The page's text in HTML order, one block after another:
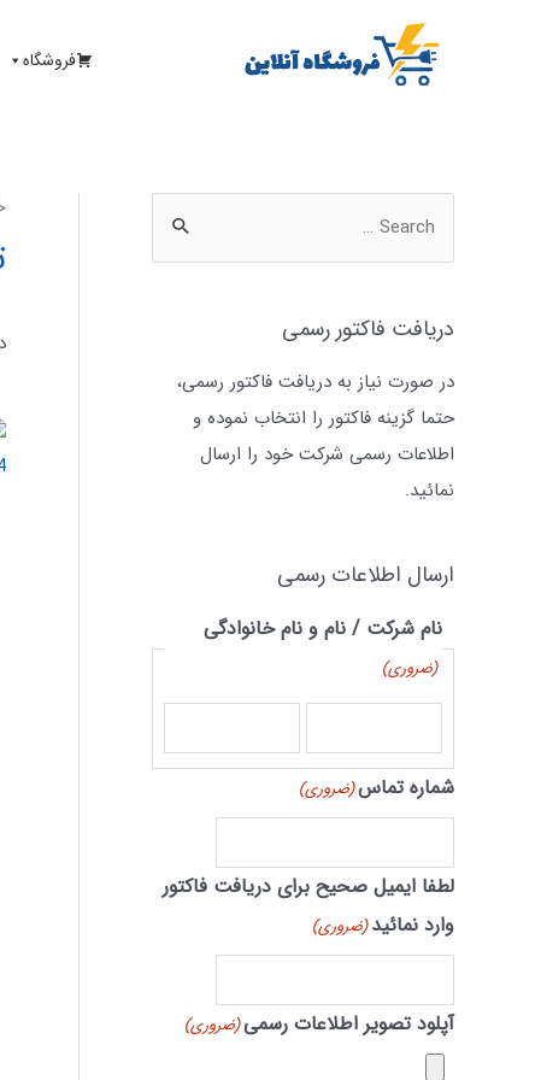
فروشگاه
دریافت فاکتور رسمی
در صورت نیاز به دریافت فاکتور رسمی،
حتما گزینه فاکتور را انتخاب نموده و
اطلاعات رسمی شرکت خود را ارسال
نمائید.
ارسال اطلاعات رسمی
نام شرکت / نام و نام خانوادگی
(ضروری)
شماره تماس(ضروری)
لطفا ایمیل صحیح برای دریافت فاکتور
وارد نمائید (ضروری)
آپلود تصویر اطلاعات رسمی(ضروری)